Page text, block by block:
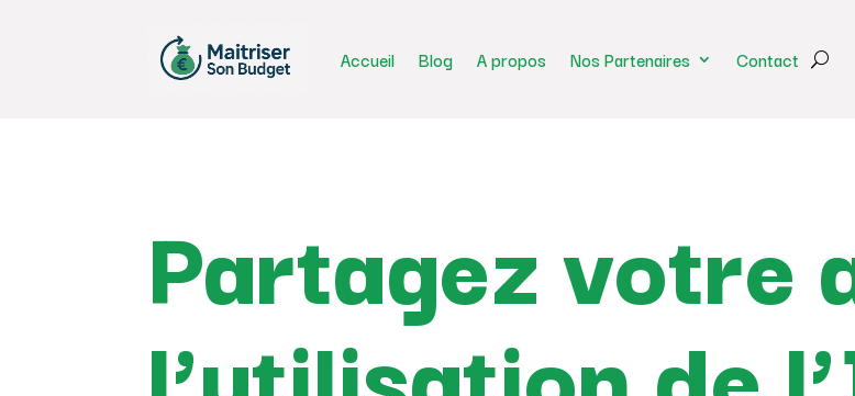
Accueil Blog A propos Nos Partenaires Contact
Partagez votre